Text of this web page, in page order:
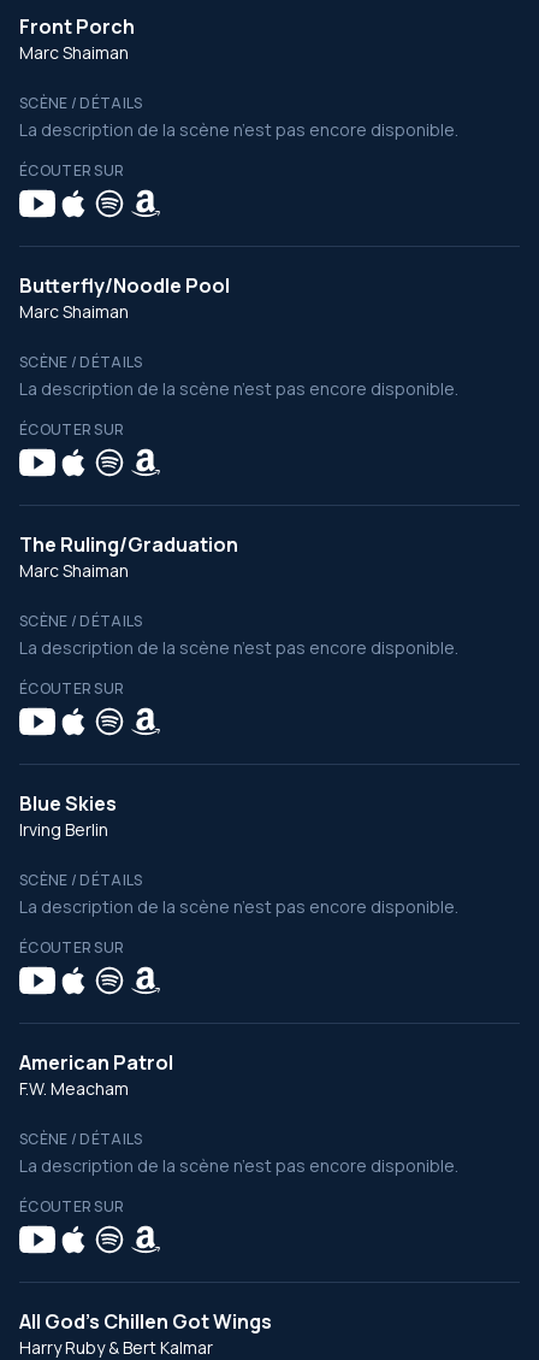
Front Porch
Marc Shaiman
SCÈNE / DÉTAILS
La description de la scène n’est pas encore disponible.
ÉCOUTER SUR
Butterfly/Noodle Pool
Marc Shaiman
SCÈNE / DÉTAILS
La description de la scène n’est pas encore disponible.
ÉCOUTER SUR
The Ruling/Graduation
Marc Shaiman
SCÈNE / DÉTAILS
La description de la scène n’est pas encore disponible.
ÉCOUTER SUR
Blue Skies
Irving Berlin
SCÈNE / DÉTAILS
La description de la scène n’est pas encore disponible.
ÉCOUTER SUR
American Patrol
F.W. Meacham
SCÈNE / DÉTAILS
La description de la scène n’est pas encore disponible.
ÉCOUTER SUR
All God's Chillen Got Wings
Harry Ruby & Bert Kalmar